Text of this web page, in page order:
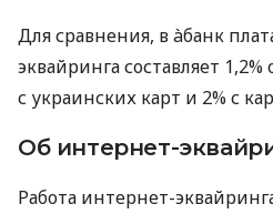
Для сравнения, в àбанк
эквайринга составляет
с украинских карт и 2% с
Об интернет-
Работа интернет-